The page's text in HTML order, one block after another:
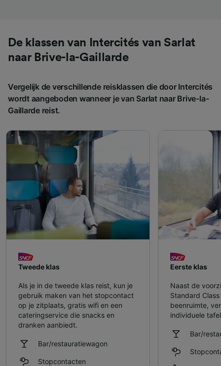
De klassen van Intercités van Sarlat
naar Brive-la-Gaillarde
Vergelijk de verschillende reisklassen die door Intercités
wordt aangeboden wanneer je van Sarlat naar Brive-la-
Gaillarde reist.
Tweede klas
Als je in de tweede klas reist, kun je
gebruik maken van het stopcontact
op je zitplaats, gratis wifi en een
cateringservice die snacks en
dranken aanbiedt.
Bar/restauratiewagon
Stopcontacten
Eerste klas
Naast de
Standard
beenruimte,
individuele
Bar/